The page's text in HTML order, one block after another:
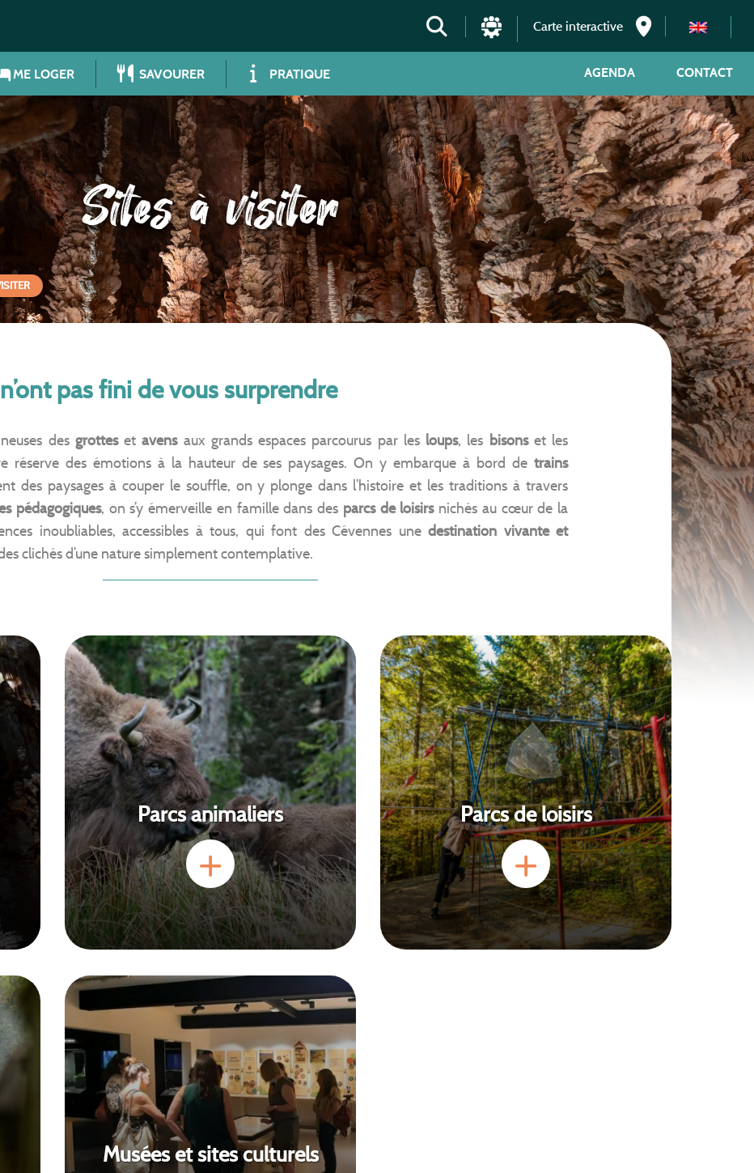
Carte interactive
ME LOGER SAVOURER PRATIQUE CONTACT
AGENDA
Sites à visiter
pas fini de vous surprendre
des grottesetavensaux grands espaces parcourus par lesloups, les bisonset les
réserve des émotions à la hauteur de ses paysages. On y embarque à bord de trains
des paysages à couper le souffle, on y plonge dans l’histoire et les traditions à travers
pédagogiques, on s’y émerveille en famille dans des parcs de loisirs nichés au cœur de la
inoubliables, accessibles à tous, qui font des Cévennes une destination vivante et
clichés d’une nature simplement contemplative.
Parcs animaliers Parcs de loisirs
Musées et sites culturels